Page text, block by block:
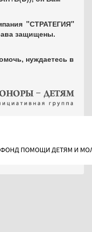
"СТРАТЕГИЯ"
защищены.
нуждаетесь в